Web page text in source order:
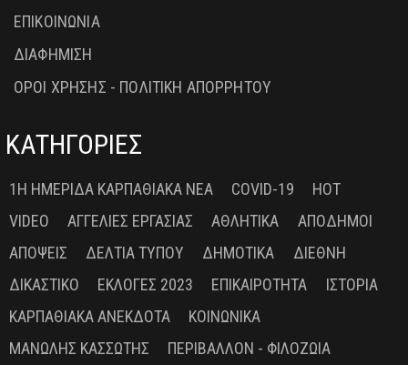
ΕΠΙΚΟΙΝΩΝΙΑ
ΔΙΑΦΗΜΙΣΗ
ΟΡΟΙ ΧΡΗΣΗΣ - ΠΟΛΙΤΙΚΗ ΑΠΟΡΡΗΤΟΥ
ΚΑΤΗΓΟΡΙΕΣ
1Η ΗΜΕΡΊΔΑ ΚΑΡΠΑΘΙΑΚΆ ΝΈΑ COVID-19
HOT
VIDEO
ΑΓΓΕΛΊΕΣ ΕΡΓΑΣΊΑΣ ΑΘΛΗΤΙΚΆ
ΑΠΌΔΗΜΟΙ
ΑΠΌΨΕΙΣ
ΔΕΛΤΊΑ ΤΎΠΟΥ ΔΗΜΟΤΙΚΆ
ΔΙΕΘΝΉ
ΔΙΚΑΣΤΙΚΌ
ΕΚΛΟΓΈΣ 2023 ΕΠΙΚΑΙΡΌΤΗΤΑ
ΙΣΤΟΡΊΑ
ΚΑΡΠΑΘΙΑΚΆ ΑΝΈΚΔΟΤΑ
ΚΟΙΝΩΝΙΚΆ
ΜΑΝΏΛΗΣ ΚΑΣΣΏΤΗΣ
ΠΕΡΙΒΆΛΛΟΝ - ΦΙΛΟΖΩΊΑ